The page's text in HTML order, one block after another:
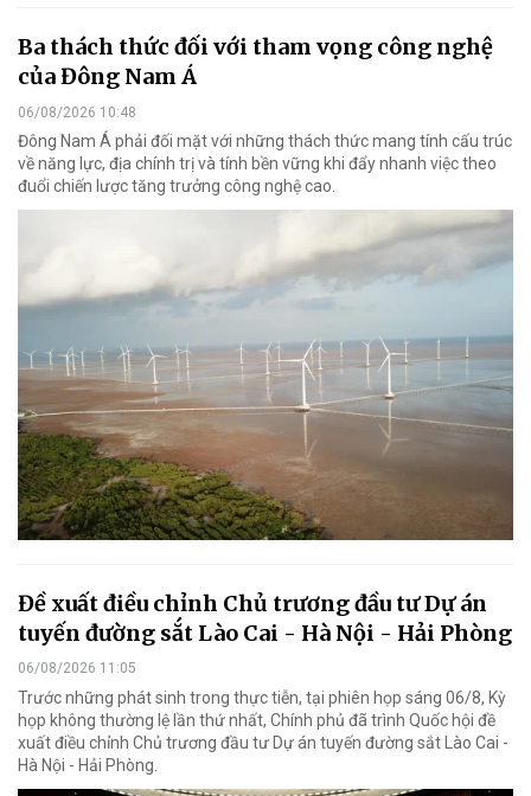
Ba thách thức đối với tham vọng công nghệ
của Đông Nam Á
06/08/2026 10:48
Đông Nam Á phải đối mặt với những thách thức mang tính cấu trúc
về năng lực, địa chính trị và tính bền vững khi đẩy nhanh việc theo
đuổi chiến lược tăng trưởng công nghệ cao.
Đề xuất điều chỉnh Chủ trương đầu tư Dự án
tuyến đường sắt Lào Cai - Hà Nội - Hải Phòng
06/08/2026 11:05
Trước những phát sinh trong thực tiễn, tại phiên họp sáng 06/8, Kỳ
họp không thường lệ lần thứ nhất, Chính phủ đã trình Quốc hội đề
xuất điều chỉnh Chủ trương đầu tư Dự án tuyến đường sắt Lào Cai -
Hà Nội - Hải Phòng.